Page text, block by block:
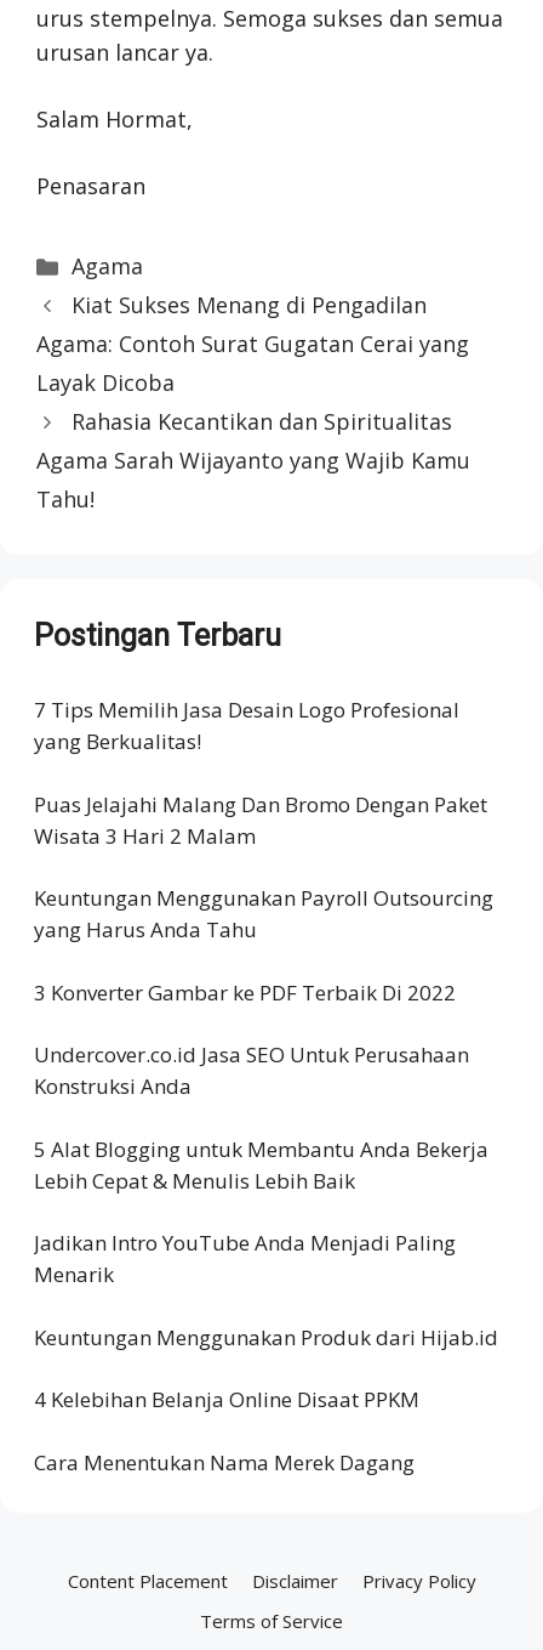
urus stempelnya. Semoga sukses dan semua
urusan lancar ya.
Salam Hormat,
Penasaran
Categories
Agama
Kiat Sukses Menang di Pengadilan
Agama: Contoh Surat Gugatan Cerai yang
Layak Dicoba
Rahasia Kecantikan dan Spiritualitas
Agama Sarah Wijayanto yang Wajib Kamu
Tahu!
Postingan Terbaru
7 Tips Memilih Jasa Desain Logo Profesional
yang Berkualitas!
Puas Jelajahi Malang Dan Bromo Dengan Paket
Wisata 3 Hari 2 Malam
Keuntungan Menggunakan Payroll Outsourcing
yang Harus Anda Tahu
3 Konverter Gambar ke PDF Terbaik Di 2022
Undercover.co.id Jasa SEO Untuk Perusahaan
Konstruksi Anda
5 Alat Blogging untuk Membantu Anda Bekerja
Lebih Cepat & Menulis Lebih Baik
Jadikan Intro YouTube Anda Menjadi Paling
Menarik
Keuntungan Menggunakan Produk dari Hijab.id
4 Kelebihan Belanja Online Disaat PPKM
Cara Menentukan Nama Merek Dagang
Content Placement Disclaimer
Privacy Policy
Terms of Service